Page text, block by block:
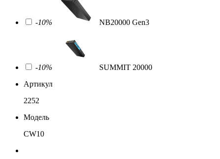
-10% NB20000 Gen3
-10%
SUMMIT 20000
Артикул
2252
Модель
CW10